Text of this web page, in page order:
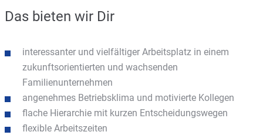
Das bieten wir Dir
interessanter und vielfältiger Arbeitsplatz in einem
zukunftsorientierten und wachsenden
Familienunternehmen
angenehmes Betriebsklima und motivierte Kollegen
flache Hierarchie mit kurzen Entscheidungswegen
flexible Arbeitszeiten